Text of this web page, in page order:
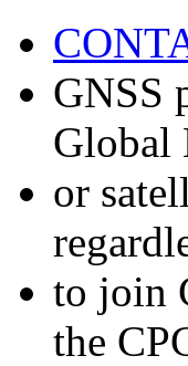
GNSS
Global
or
to join
the